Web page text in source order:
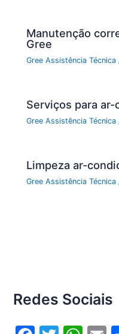
Manutenção
Gree
Gree Assistência Técnica
Serviços para
Gree Assistência Técnica
Limpeza ar-
Gree Assistência Técnica
Redes Sociais